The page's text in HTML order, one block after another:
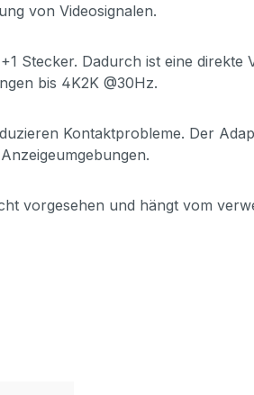
von Videosignalen.
Stecker. Dadurch ist eine direkte
bis 4K2K @30Hz.
Kontaktprobleme. Der
vorgesehen und hängt vom